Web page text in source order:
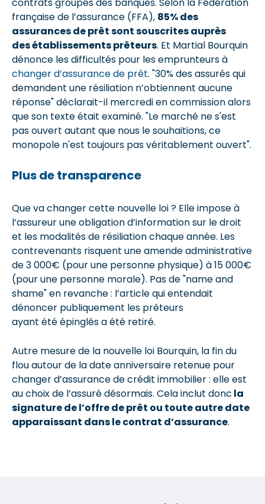
française de l’assurance (FFA), 85% des
assurances de prêt sont souscrites auprès
des établissements prêteurs. Et Martial Bourquin
dénonce les difficultés pour les emprunteurs à
changer d’assurance de prêt. "30% des assurés qui
demandent une résiliation n’obtiennent aucune
réponse" déclarait-il mercredi en commission alors
que son texte était examiné. "Le marché ne s'est
pas ouvert autant que nous le souhaitions, ce
monopole n'est toujours pas véritablement ouvert".
Plus de transparence
Que va changer cette nouvelle loi ? Elle impose à
l’assureur une obligation d’information sur le droit
et les modalités de résiliation chaque année. Les
contrevenants risquent une amende administrative
de 3 000€ (pour une personne physique) à 15 000€
(pour une personne morale). Pas de "name and
shame" en revanche : l’article qui entendait
dénoncer publiquement les prêteurs
ayant été épinglés a été retiré.
Autre mesure de la nouvelle loi Bourquin, la fin du
flou autour de la date anniversaire retenue pour
changer d’assurance de crédit immobilier : elle est
au choix de l’assuré désormais. Cela inclut donc la
signature de l’offre de prêt ou toute autre date
apparaissant dans le contrat d’assurance.